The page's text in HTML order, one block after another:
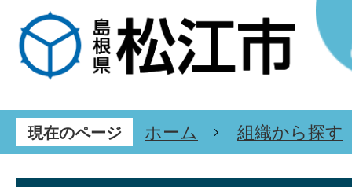
現在のページ ホーム 組織から探す